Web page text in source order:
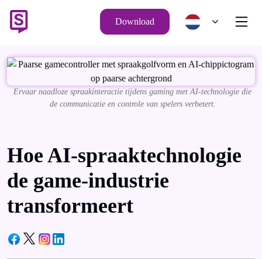
Download
Ervaar naadloze spraakinteractie tijdens gaming met AI-technologie die
de communicatie en controle van spelers verbetert.
Hoe AI-spraaktechnologie
de game-industrie
transformeert